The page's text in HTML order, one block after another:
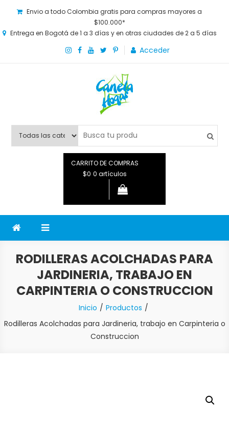
Envio a todo Colombia gratis para compras mayores a
$100.000*
Entrega en Bogotá de 1 a 3 días y en otras ciudades de 2 a 5 días
Acceder
Canela Hogar
novedosos productos para grandes y chicos, además de lo
que necesitas saber para disfrutar tu hogar.
CARRITO DE COMPRAS
$0 0 artículos
RODILLERAS ACOLCHADAS PARA
JARDINERIA, TRABAJO EN
CARPINTERIA O CONSTRUCCION
Inicio
Productos
Rodilleras Acolchadas para Jardineria, trabajo en Carpinteria o
Construccion